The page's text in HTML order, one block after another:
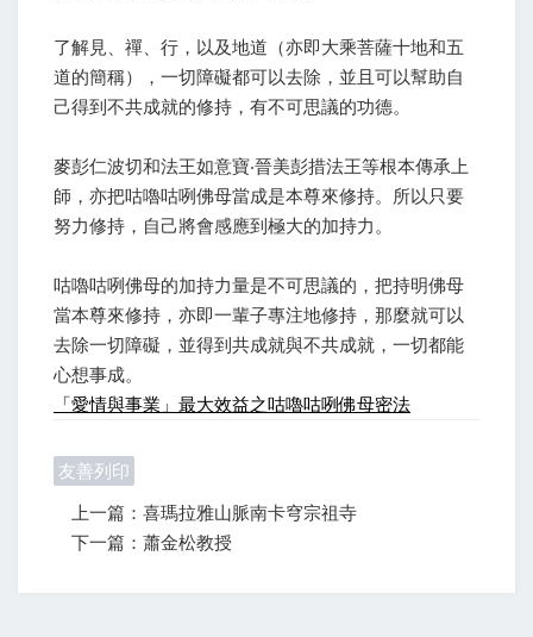
了解見、禪、行，以及地道（亦即大乘菩薩十地和五
道的簡稱），一切障礙都可以去除，並且可以幫助自
己得到不共成就的修持，有不可思議的功德。
麥彭仁波切和法王如意寶‧晉美彭措法王等根本傳承上
師，亦把咕嚕咕咧佛母當成是本尊來修持。所以只要
努力修持，自己將會感應到極大的加持力。
咕嚕咕咧佛母的加持力量是不可思議的，把持明佛母
當本尊來修持，亦即一輩子專注地修持，那麼就可以
去除一切障礙，並得到共成就與不共成就，一切都能
心想事成。
「愛情與事業」最大效益之咕嚕咕咧佛母密法
友善列印
上一篇：喜瑪拉雅山脈南卡穹宗祖寺
下一篇：蕭金松教授